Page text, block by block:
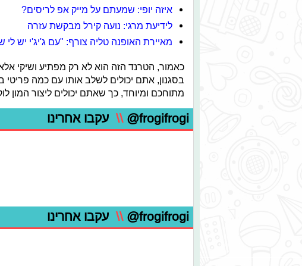
איזה יופי: שמעתם על מייק אפ לריסים?
לידיעת מרגי: נועה קירל מבקשת עזרה
מאיירת האופנה טליה צורף: "עם ג'יג'י יש
כאמור, הטרנד הזה הוא לא רק מפתיע ושיקי
בסגנון, אתם יכולים לשלב אותו עם כמה פריטי
מתוחכם ומיוחד, כך שאתם יכולים ליצור המון
@frogifrogi
\\ עקבו אחרינו
@frogifrogi
\\ עקבו אחרינו